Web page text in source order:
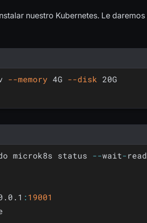
nuestro Kubernetes. Le daremos
--memory 4G --disk
microk8s status --wait-
:19001